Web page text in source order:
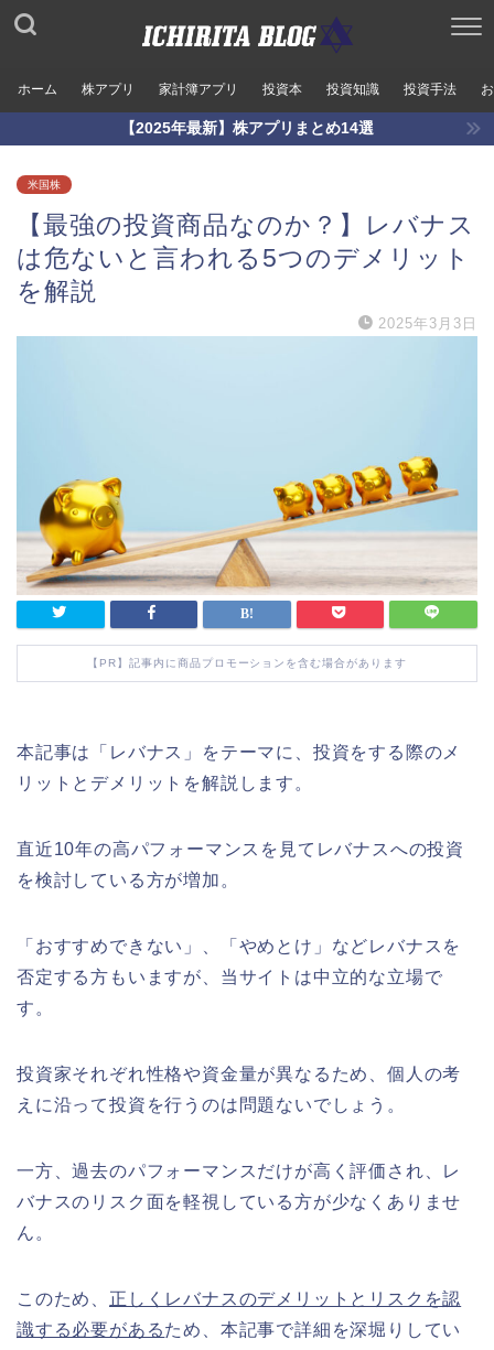
ホーム 株アプリ 家計簿アプリ 投資本 投資知識 投資手法
【2025年最新】株アプリまとめ14選
米国株
【最強の投資商品なのか？】レバナス
は危ないと言われる5つのデメリット
を解説
2025年3月3日
【PR】記事内に商品プロモーションを含む場合があります
本記事は「レバナス」をテーマに、投資をする際のメ
リットとデメリットを解説します。
直近10年の高パフォーマンスを見てレバナスへの投資
を検討している方が増加。
「おすすめできない」、「やめとけ」などレバナスを
否定する方もいますが、当サイトは中立的な立場で
す。
投資家それぞれ性格や資金量が異なるため、個人の考
えに沿って投資を行うのは問題ないでしょう。
一方、過去のパフォーマンスだけが高く評価され、レ
バナスのリスク面を軽視している方が少なくありませ
ん。
このため、 正しくレバナスのデメリットとリスクを認
識する必要があるため、本記事で詳細を深堀りしてい